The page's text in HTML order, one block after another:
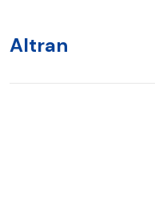
Altran